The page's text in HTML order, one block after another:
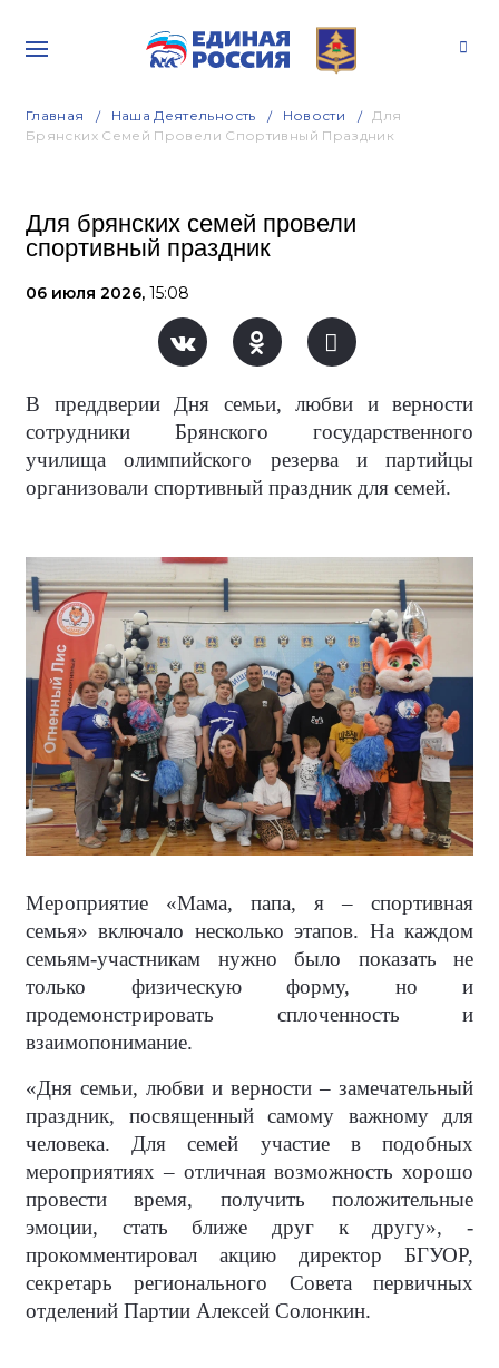
Главная Наша Деятельность Новости
Для
Брянских Семей Провели Спортивный Праздник
Для брянских семей провели
спортивный праздник
06 июля 2026, 15:08
В преддверии Дня семьи, любви и верности
сотрудники Брянского государственного
училища олимпийского резерва и партийцы
организовали спортивный праздник для семей.
Мероприятие «Мама, папа, я – спортивная
семья» включало несколько этапов. На каждом
семьям-участникам нужно было показать не
только физическую форму, но и
продемонстрировать сплоченность и
взаимопонимание.
«Дня семьи, любви и верности – замечательный
праздник, посвященный самому важному для
человека. Для семей участие в подобных
мероприятиях – отличная возможность хорошо
провести время, получить положительные
эмоции, стать ближе друг к другу», -
прокомментировал акцию директор БГУОР,
секретарь регионального Совета первичных
отделений Партии Алексей Солонкин.